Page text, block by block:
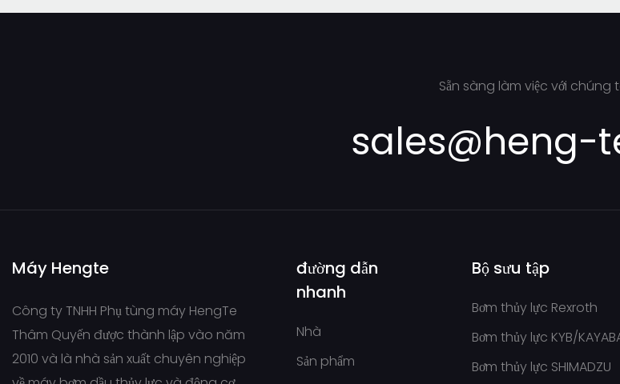
Bơm bánh răng HYUNDA
Sẵn sàng làm việc với chúng
sales@heng-
Máy Hengte
Công ty TNHH Phụ tùng máy HengTe
Thâm Quyến được thành lập vào năm
2010 và là nhà sản xuất chuyên nghiệp
đường dẫn
nhanh
Nhà
Sản phẩm
Bộ sưu tập
Bơm thủy lực Rexroth
Bơm thủy lực KYB/
Bơm thủy lực SHIMADZU